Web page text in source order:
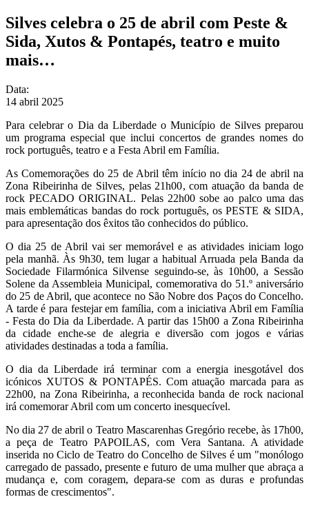
Silves celebra o 25 de abril com Peste &
Sida, Xutos & Pontapés, teatro e muito
mais…
Data:
14 abril 2025
Para celebrar o Dia da Liberdade o Município de Silves preparou
um programa especial que inclui concertos de grandes nomes do
rock português, teatro e a Festa Abril em Família.
As Comemorações do 25 de Abril têm início no dia 24 de abril na
Zona Ribeirinha de Silves, pelas 21h00, com atuação da banda de
rock PECADO ORIGINAL. Pelas 22h00 sobe ao palco uma das
mais emblemáticas bandas do rock português, os PESTE & SIDA,
para apresentação dos êxitos tão conhecidos do público.
O dia 25 de Abril vai ser memorável e as atividades iniciam logo
pela manhã. Às 9h30, tem lugar a habitual Arruada pela Banda da
Sociedade Filarmónica Silvense seguindo-se, às 10h00, a Sessão
Solene da Assembleia Municipal, comemorativa do 51.º aniversário
do 25 de Abril, que acontece no São Nobre dos Paços do Concelho.
A tarde é para festejar em família, com a iniciativa Abril em Família
- Festa do Dia da Liberdade. A partir das 15h00 a Zona Ribeirinha
da cidade enche-se de alegria e diversão com jogos e várias
atividades destinadas a toda a família.
O dia da Liberdade irá terminar com a energia inesgotável dos
icónicos XUTOS & PONTAPÉS. Com atuação marcada para as
22h00, na Zona Ribeirinha, a reconhecida banda de rock nacional
irá comemorar Abril com um concerto inesquecível.
No dia 27 de abril o Teatro Mascarenhas Gregório recebe, às 17h00,
a peça de Teatro PAPOILAS, com Vera Santana. A atividade
inserida no Ciclo de Teatro do Concelho de Silves é um "monólogo
carregado de passado, presente e futuro de uma mulher que abraça a
mudança e, com coragem, depara-se com as duras e profundas
formas de crescimentos".